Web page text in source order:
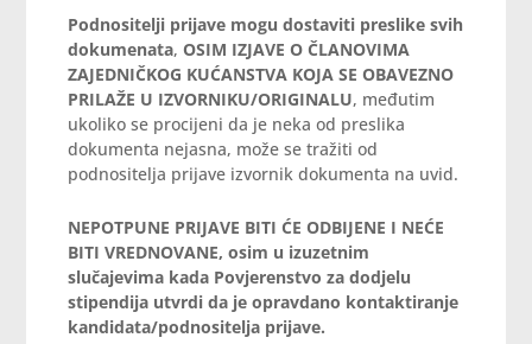
Podnositelji prijave mogu dostaviti preslike svih
dokumenata,OSIM IZJAVE O ČLANOVIMA
ZAJEDNIČKOG KUĆANSTVA KOJA SE OBAVEZNO
PRILAŽE U IZVORNIKU/ORIGINALU, međutim
ukoliko se procijeni da je neka od preslika
dokumenta nejasna, može se tražiti od
podnositelja prijave izvornik dokumenta na uvid.
NEPOTPUNE PRIJAVE BITI ĆE ODBIJENE I NEĆE
BITI VREDNOVANE, osim u izuzetnim
slučajevima kada Povjerenstvo za dodjelu
stipendija utvrdi da je opravdano kontaktiranje
kandidata/podnositelja prijave.